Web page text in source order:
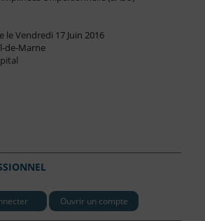
le Vendredi 17 Juin 2016
de-Marne
Ouvrir un compte